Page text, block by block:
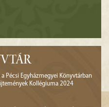
Pécsi Egyházmegyei Könyvtárban
Kollégiuma 2024